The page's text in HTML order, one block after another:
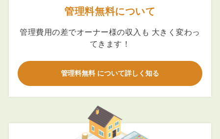
管理料無料について
管理費用の差でオーナー様の収入も 大きく変わっ
てきます！
管理料無料 について詳しく知る